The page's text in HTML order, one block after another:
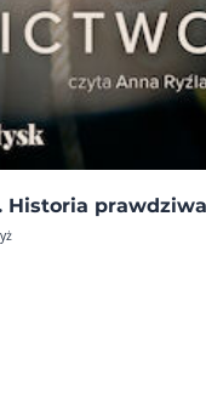
Historia prawdziwa